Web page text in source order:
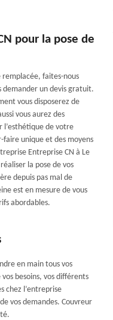
pour la pose de
remplacée, faites-nous
demander un devis gratuit.
vous disposerez de
vous aurez des
de votre
faire unique et des moyens
Entreprise CN à Le
la pose de vos
depuis pas mal de
est en mesure de vous
abordables.
en main tous vos
besoins, vos différents
chez l’entreprise
vos demandes. Couvreur